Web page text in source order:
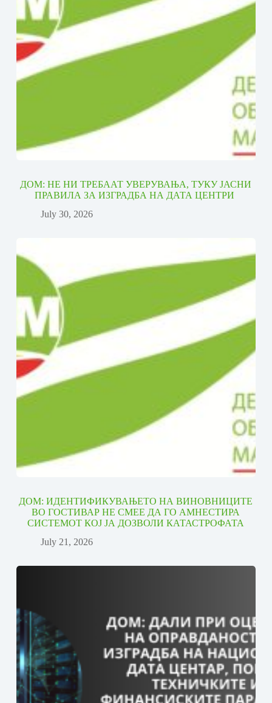
ДОМ: НЕ НИ ТРЕБААТ УВЕРУВАЊА, ТУКУ ЈАСНИ
ПРАВИЛА ЗА ИЗГРАДБА НА ДАТА ЦЕНТРИ
July 30, 2026
ДОМ: ИДЕНТИФИКУВАЊЕТО НА ВИНОВНИЦИТЕ
ВО ГОСТИВАР НЕ СМЕЕ ДА ГО АМНЕСТИРА
СИСТЕМОТ КОЈ ЈА ДОЗВОЛИ КАТАСТРОФАТА
July 21, 2026